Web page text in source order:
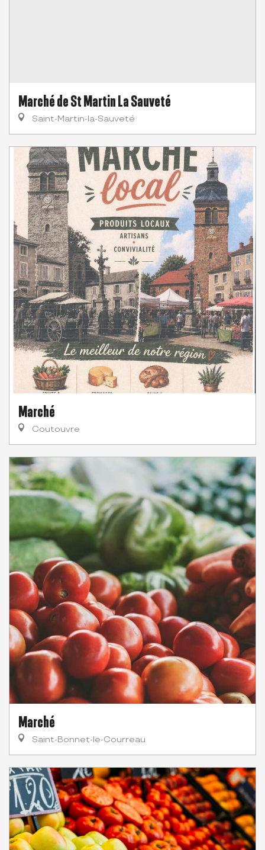
Marché de St Martin La Sauveté
Saint-Martin-la-Sauveté
Marché
Coutouvre
Marché
Saint-Bonnet-le-Courreau